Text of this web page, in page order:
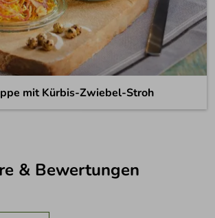
mit Kürbis-Zwiebel-Stroh
& Bewertungen